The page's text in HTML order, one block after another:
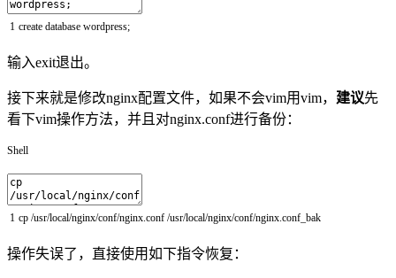
1 create database wordpress;
输入exit退出。
接下来就是修改nginx配置文件，如果不会vim用vim， 建议先
看下vim操作方法，并且对nginx.conf进行备份：
Shell
1 cp /usr/local/nginx/conf/nginx .conf /usr/local/nginx/conf/nginx .conf_bak
操作失误了，直接使用如下指令恢复：